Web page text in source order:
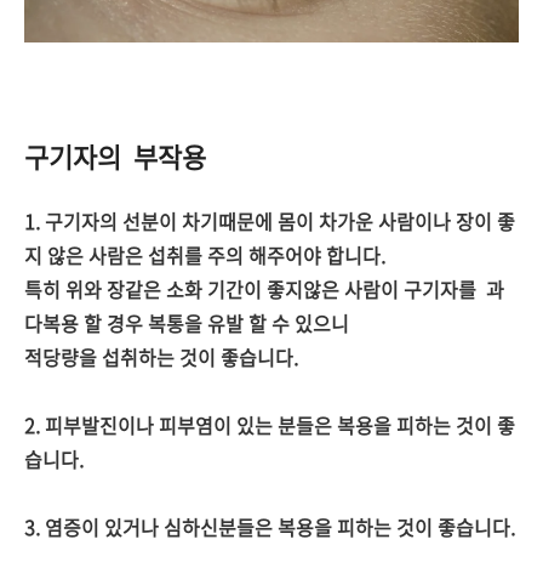
구기자의 부작용
1. 구기자의 선분이 차기때문에 몸이 차가운 사람이나 장이 좋
지 않은 사람은 섭취를 주의 해주어야 합니다.
특히 위와 장같은 소화 기간이 좋지않은 사람이 구기자를 과
다복용 할 경우 복통을 유발 할 수 있으니
적당량을 섭취하는 것이 좋습니다.
2. 피부발진이나 피부염이 있는 분들은 복용을 피하는 것이 좋
습니다.
3. 염증이 있거나 심하신분들은 복용을 피하는 것이 좋습니다.